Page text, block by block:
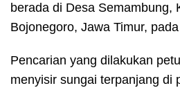
berada di Desa Semambung,
Bojonegoro, Jawa Timur,
Pencarian yang dilakukan
menyisir sungai terpanjang di